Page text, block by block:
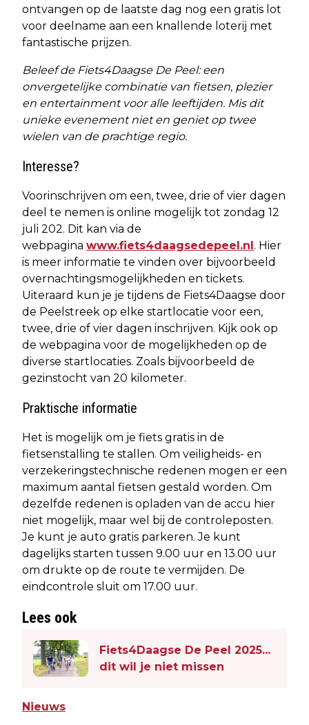
ontvangen op de laatste dag nog een gratis lot
voor deelname aan een knallende loterij met
fantastische prijzen.
Beleef de Fiets4Daagse De Peel: een
onvergetelijke combinatie van fietsen, plezier
en entertainment voor alle leeftijden. Mis dit
unieke evenement niet en geniet op twee
wielen van de prachtige regio.
Interesse?
Voorinschrijven om een, twee, drie of vier dagen
deel te nemen is online mogelijk tot zondag 12
juli 202. Dit kan via de
webpagina www.fiets4daagsedepeel.nl. Hier
is meer informatie te vinden over bijvoorbeeld
overnachtingsmogelijkheden en tickets.
Uiteraard kun je je tijdens de Fiets4Daagse door
de Peelstreek op elke startlocatie voor een,
twee, drie of vier dagen inschrijven. Kijk ook op
de webpagina voor de mogelijkheden op de
diverse startlocaties. Zoals bijvoorbeeld de
gezinstocht van 20 kilometer.
Praktische informatie
Het is mogelijk om je fiets gratis in de
fietsenstalling te stallen. Om veiligheids- en
verzekeringstechnische redenen mogen er een
maximum aantal fietsen gestald worden. Om
dezelfde redenen is opladen van de accu hier
niet mogelijk, maar wel bij de controleposten.
Je kunt je auto gratis parkeren. Je kunt
dagelijks starten tussen 9.00 uur en 13.00 uur
om drukte op de route te vermijden. De
eindcontrole sluit om 17.00 uur.
Lees ook
Fiets4Daagse De Peel 2025...
dit wil je niet missen
Nieuws